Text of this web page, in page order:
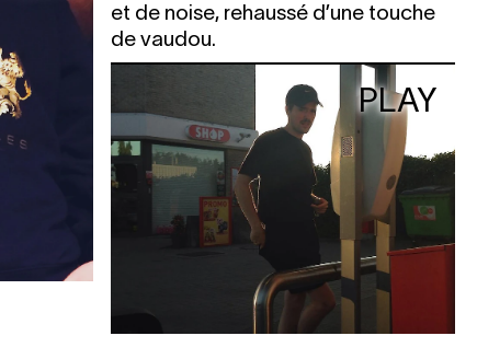
et de noise, rehaussé d’une touche
de vaudou.
PLAY